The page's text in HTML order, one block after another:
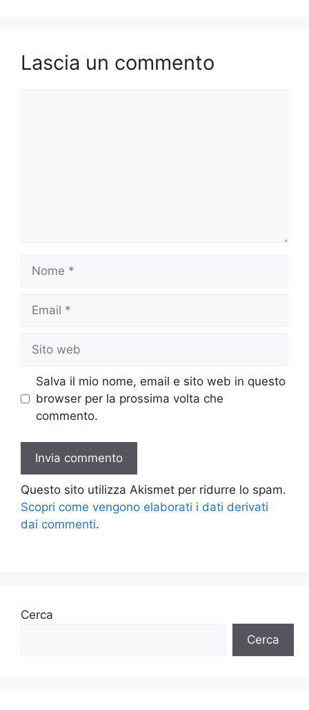
Lascia un commento
web
Salva il mio nome, email e sito web in questo
browser per la prossima volta che
commento.
Questo sito utilizza Akismet per ridurre lo spam.
Scopri come vengono elaborati i dati derivati
dai commenti.
Cerca
Cerca